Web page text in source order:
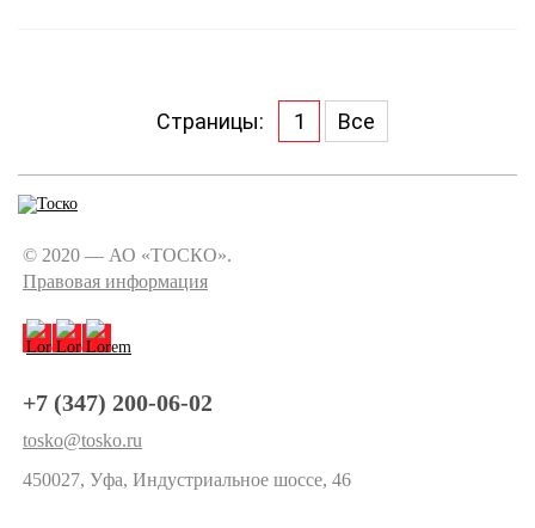
Страницы: 1 Все
© 2020 — АО «ТОСКО».
Правовая информация
+7 (347) 200-06-02
tosko@tosko.ru
450027, Уфа, Индустриальное шоссе, 46